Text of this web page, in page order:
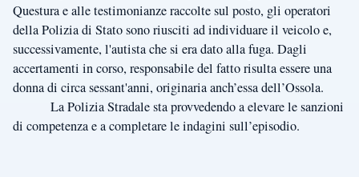
Questura e alle testimonianze raccolte sul posto, gli operatori
della Polizia di Stato sono riusciti ad individuare il veicolo e,
successivamente, l'autista che si era dato alla fuga. Dagli
accertamenti in corso, responsabile del fatto risulta essere una
donna di circa sessant'anni, originaria anch’essa dell’Ossola.
La Polizia Stradale sta provvedendo a elevare le sanzioni
di competenza e a completare le indagini sull’episodio.